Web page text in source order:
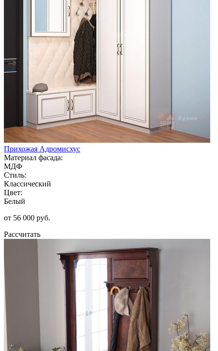
Прихожая Адромисхус
Материал фасада:
МДФ
Стиль:
Классический
Цвет:
Белый
от 56 000 руб.
Рассчитать